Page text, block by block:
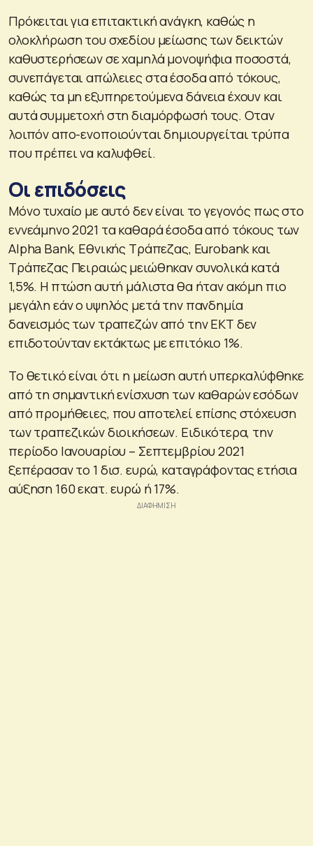
Πρόκειται για επιτακτική ανάγκη, καθώς η
ολοκλήρωση του σχεδίου μείωσης των δεικτών
καθυστερήσεων σε χαμηλά μονοψήφια ποσοστά,
συνεπάγεται απώλειες στα έσοδα από τόκους,
καθώς τα μη εξυπηρετούμενα δάνεια έχουν και
αυτά συμμετοχή στη διαμόρφωσή τους. Οταν
λοιπόν απο-ενοποιούνται δημιουργείται τρύπα
που πρέπει να καλυφθεί.
Οι επιδόσεις
Μόνο τυχαίο με αυτό δεν είναι το γεγονός πως στο
εννεάμηνο 2021 τα καθαρά έσοδα από τόκους των
Alpha Bank, Εθνικής Τράπεζας, Eurobank και
Τράπεζας Πειραιώς μειώθηκαν συνολικά κατά
1,5%. Η πτώση αυτή μάλιστα θα ήταν ακόμη πιο
μεγάλη εάν ο υψηλός μετά την πανδημία
δανεισμός των τραπεζών από την ΕΚΤ δεν
επιδοτούνταν εκτάκτως με επιτόκιο 1%.
Το θετικό είναι ότι η μείωση αυτή υπερκαλύφθηκε
από τη σημαντική ενίσχυση των καθαρών εσόδων
από προμήθειες, που αποτελεί επίσης στόχευση
των τραπεζικών διοικήσεων. Ειδικότερα, την
περίοδο Ιανουαρίου – Σεπτεμβρίου 2021
ξεπέρασαν το 1 δισ. ευρώ, καταγράφοντας ετήσια
αύξηση 160 εκατ. ευρώ ή 17%.